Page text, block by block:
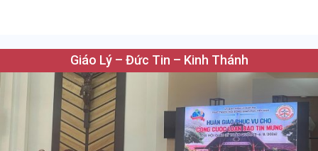
Giáo Lý – Đức Tin – Kinh Thánh